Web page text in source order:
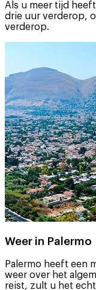
Als u meer tijd
drie uur verderop,
verderop.
Weer in Palermo
Palermo heeft een
weer over het
reist, zult u het